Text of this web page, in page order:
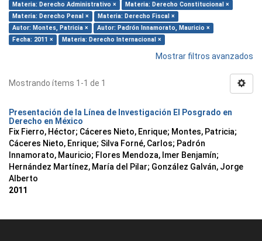
Materia: Derecho Administrativo ×
Materia: Derecho Constitucional ×
Materia: Derecho Penal ×
Materia: Derecho Fiscal ×
Autor: Montes, Patricia ×
Autor: Padrón Innamorato, Mauricio ×
Fecha: 2011 ×
Materia: Derecho Internacional ×
Mostrar filtros avanzados
Mostrando ítems 1-1 de 1
Presentación de la Línea de Investigación El Posgrado en
Derecho en México
Fix Fierro, Héctor; Cáceres Nieto, Enrique; Montes, Patricia;
Cáceres Nieto, Enrique; Silva Forné, Carlos; Padrón
Innamorato, Mauricio; Flores Mendoza, Imer Benjamín;
Hernández Martínez, María del Pilar; González Galván, Jorge
Alberto
2011